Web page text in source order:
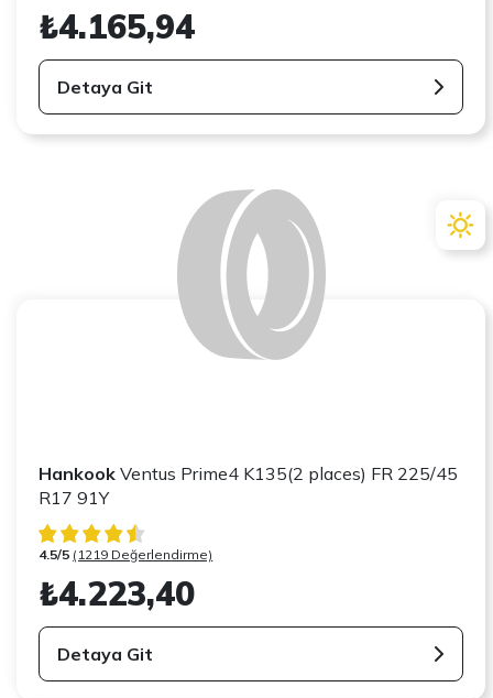
₺4.165,94
Detaya Git
Hankook Ventus Prime4 K135(2 places) FR 225/45
R17 91Y
4.5/5 (1219 Değerlendirme)
₺4.223,40
Detaya Git